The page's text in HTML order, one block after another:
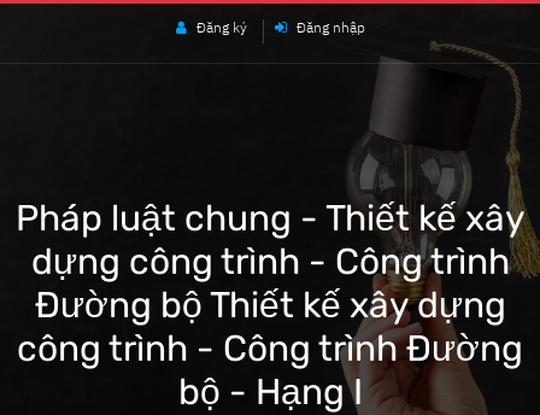
Đăng ký Đăng nhập
Pháp luật chung - Thiết kế xây
dựng công trình - Công trình
Đường bộ Thiết kế xây dựng
công trình - Công trình Đường
bộ - Hạng I